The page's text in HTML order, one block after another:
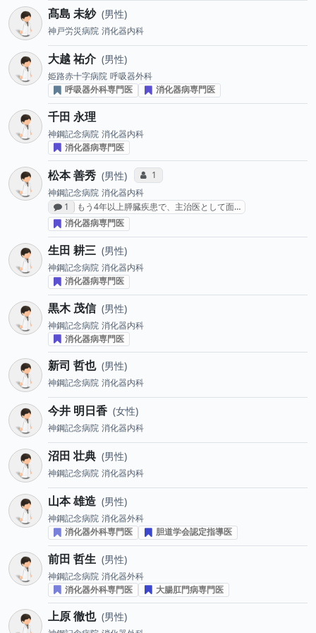
髙島 未紗 男性
神戸労災病院 消化器内科
大越 祐介 男性
姫路赤十字病院 呼吸器外科
呼吸器外科専門医
消化器病専門医
千田 永理
神鋼記念病院 消化器内科
消化器病専門医
松本 善秀 男性 コミュニケーション・タイプ投票数
1
神鋼記念病院 消化器内科
感想投稿数
1
もう4年以上膵臓疾患で、主治医として面…
消化器病専門医
生田 耕三 男性
神鋼記念病院 消化器内科
消化器病専門医
黒木 茂信 男性
神鋼記念病院 消化器内科
消化器病専門医
新司 哲也 男性
神鋼記念病院 消化器内科
今井 明日香 女性
神鋼記念病院 消化器内科
沼田 壮典 男性
神鋼記念病院 消化器内科
山本 雄造 男性
神鋼記念病院 消化器外科
消化器外科専門医
胆道学会認定指導医
前田 哲生 男性
神鋼記念病院 消化器外科
消化器外科専門医
大腸肛門病専門医
上原 徹也 男性